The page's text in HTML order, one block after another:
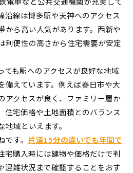
沿線は博多駅や天神へのアクセス
から高い人気があります。西新や
利便性の高さから住宅需要が安定
ても駅へのアクセスが良好な地域
備えています。例えば春日市や大
アクセスが良く、ファミリー層か
住宅価格や土地面積とのバランス
域といえます。
す。 片道15分の違いでも年間で
宅購入時には建物や価格だけで判
混雑状況まで確認することをおす